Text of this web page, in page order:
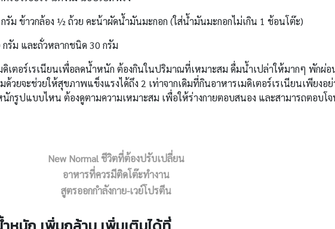
รัม ข้าวกล้อง ½ ถ้วย คะน้าผัดน้ำมันมะกอก (ใส่น้ำมันมะกอกไม่เกิน 1 ช้อนโต๊ะ)
กรัม และถั่วหลากชนิด 30 กรัม
ดิเตอร์เรเนียนเพื่อลดน้ำหนัก ต้องกินในปริมาณที่เหมาะสม ดื่มน้ำเปล่าให้มากๆ พักผ่
ด้วยจะช่วยให้สุขภาพแข็งแรงได้ถึง 2 เท่าจากเดิมที่กินอาหารเมดิเตอร์เรเนียนเพียงอย่
นักรูปแบบไหน ต้องดูตามความเหมาะสม เพื่อให้ร่างกายตอบสนอง และสามารถตอบโ
New Normal ชีวิตที่ต้องปรับเปลี่ยน
อาหารที่ควรมีติดโต๊ะทำงาน
สูตรออกกำลังกาย-เวย์โปรตีน